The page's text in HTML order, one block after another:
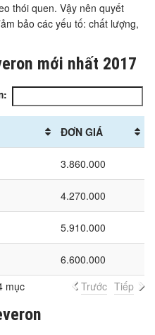
thói quen. Vậy nên quyết
bảo các yếu tố: chất lượng,
mới nhất 2017
ĐƠN GIÁ
3.860.000
4.270.000
5.910.000
6.600.000
mục
Trước Tiếp